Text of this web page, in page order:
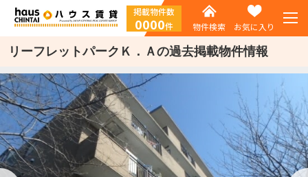
掲載物件数
0000件 物件検索 お気に入り
リーフレットパークＫ．Ａの過去掲載物件情報